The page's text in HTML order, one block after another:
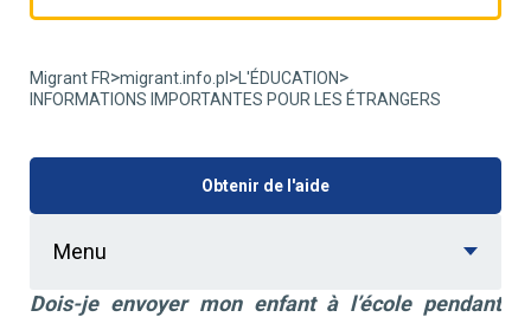
Migrant FR>migrant.info.pl > L'ÉDUCATION>
INFORMATIONS IMPORTANTES POUR LES ÉTRANGERS
Obtenir de l'aide
Menu
Dois-je envoyer mon enfant à l’école pendant